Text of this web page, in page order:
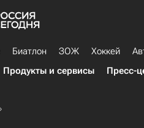
Биатлон ЗОЖ Хоккей
Продукты и сервисы Пресс-